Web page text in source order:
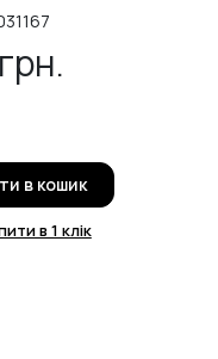
грн.
в кошик
в 1 клік